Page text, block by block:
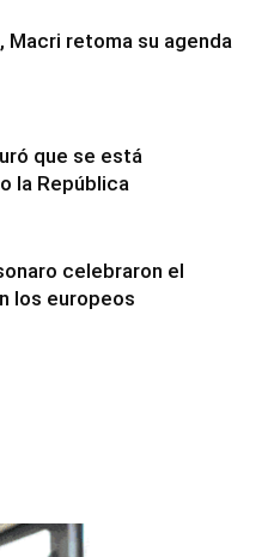
Macri retoma su agenda
que se está
la República
celebraron el
los europeos